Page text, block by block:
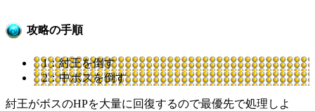
攻略の手順
1：紂王を倒す
2：中ボスを倒す
紂王がボスのHPを大量に回復するので最優先で処理しよ